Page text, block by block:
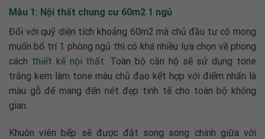
Mẫu 1: Nội thất chung cư 60m2 1 ngủ
Đối với quỹ diện tích khoảng 60m2 mà chủ đầu tư có mong
muốn bố trí 1 phòng ngủ thì có khá nhiều lựa chọn về phong
cách thiết kế nội thất . Toàn bộ căn hộ sẽ sử dụng tone
trắng kem làm tone màu chủ đạo kết hợp với điểm nhấn là
màu gỗ để mang đến nét đẹp tinh tế cho toàn bộ không
gian.
Khuôn viên bếp sẽ được đặt song song chính giữa với